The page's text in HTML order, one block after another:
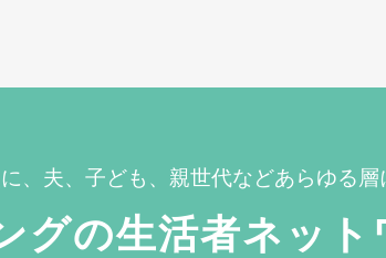
、夫、子ども、親世代などあらゆる層
グの生活者ネット